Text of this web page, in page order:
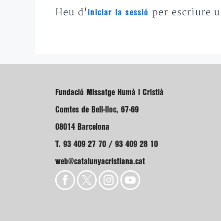
Heu d'iniciar la sessió per escriure
Fundació Missatge Humà i Cristià
Comtes de Bell-lloc, 67-69
08014 Barcelona
T. 93 409 27 70 / 93 409 28 10
web@catalunyacristiana.cat